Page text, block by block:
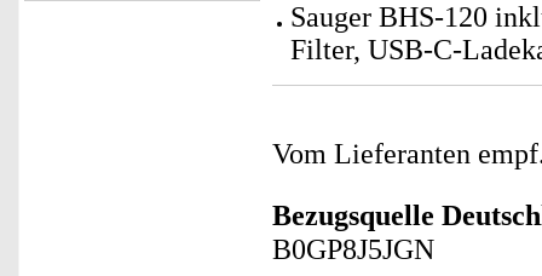
Sauger BHS-120
Filter, USB-C-
Vom Lieferanten
Bezugsquelle
B0GP8J5JGN